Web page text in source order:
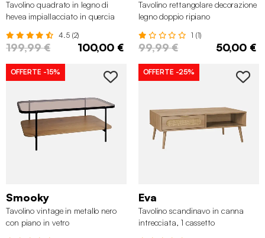
Tavolino quadrato in legno di
hevea impiallacciato in quercia
4.5 (2)
199,99 € 100,00 €
Tavolino rettangolare decorazione
legno doppio ripiano
1 (1)
99,99 € 50,00 €
OFFERTE -15%
Smooky
Tavolino vintage in metallo nero
con piano in vetro
OFFERTE -25%
Eva
Tavolino scandinavo in canna
intrecciata, 1 cassetto